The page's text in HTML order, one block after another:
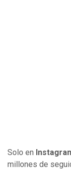
Solo en
millones de